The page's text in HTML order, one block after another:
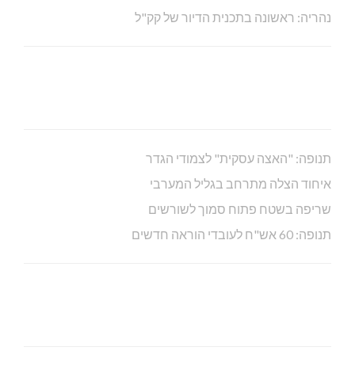
נהריה: ראשונה בתכנית הדיור של קק"ל
תנופה: "האצה עסקית" לצמודי הגדר
איחוד הצלה מתרחב בגליל המערבי
שריפה בשטח פתוח סמוך לשורשים
תנופה: 60 אש"ח לעובדי הוראה חדשים